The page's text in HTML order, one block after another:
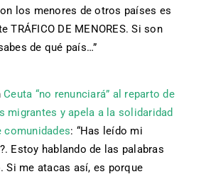
los menores de otros países es
TRÁFICO DE MENORES. Si son
de qué país…”
Ceuta “no renunciará” al reparto de
migrantes y apela a la solidaridad
comunidades: “Has leído mi
Estoy hablando de las palabras
Si me atacas así, es porque